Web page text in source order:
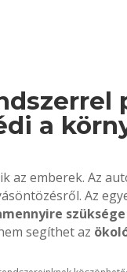
a
az emberek. Az
Az
segíthet az